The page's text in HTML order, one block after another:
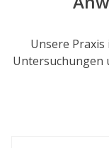
Unsere
Untersuchungen